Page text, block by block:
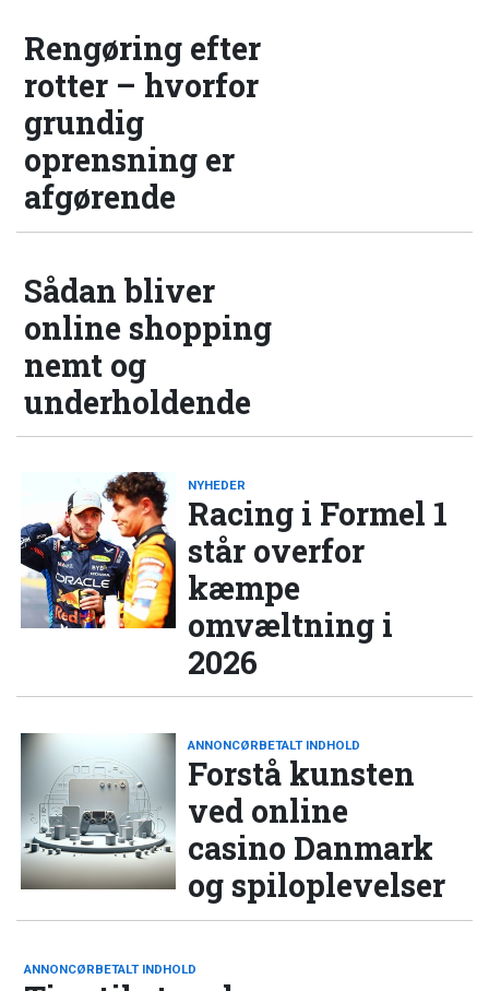
Rengøring efter
rotter – hvorfor
grundig
oprensning er
afgørende
Sådan bliver
online shopping
nemt og
underholdende
NYHEDER
Racing i Formel 1
står overfor
kæmpe
omvæltning i
2026
ANNONCØRBETALT INDHOLD
Forstå kunsten
ved online
casino Danmark
og spiloplevelser
ANNONCØRBETALT INDHOLD